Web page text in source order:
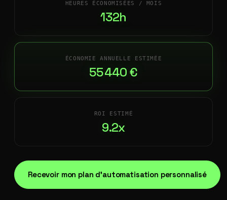
HEURES ÉCONOMISÉES / MOIS
132h
ÉCONOMIE ANNUELLE ESTIMÉE
55 440 €
ROI ESTIMÉ
9.2x
Recevoir mon plan d'automatisation personnalisé